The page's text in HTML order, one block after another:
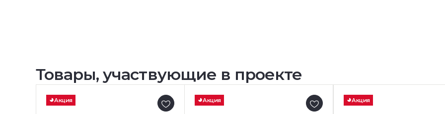
Товары, участвующие в проекте
Акция Акция Акция